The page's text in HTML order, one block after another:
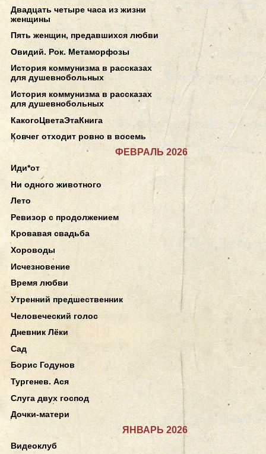
Двадцать четыре часа из жизни
женщины
Пять женщин, предавшихся любви
Овидий. Рок. Метаморфозы
История коммунизма в рассказах
для душевнобольных
История коммунизма в рассказах
для душевнобольных
КакогоЦветаЭтаКнига
Ковчег отходит ровно в восемь
ФЕВРАЛЬ 2026
Иди*от
Ни одного животного
Лето
Ревизор с продолжением
Кровавая свадьба
Хороводы
Исчезновение
Время любви
Утренний предшественник
Человеческий голос
Дневник Лёки
Сад
Борис Годунов
Тургенев. Ася
Слуга двух господ
Дочки-матери
ЯНВАРЬ 2026
Видеоклуб